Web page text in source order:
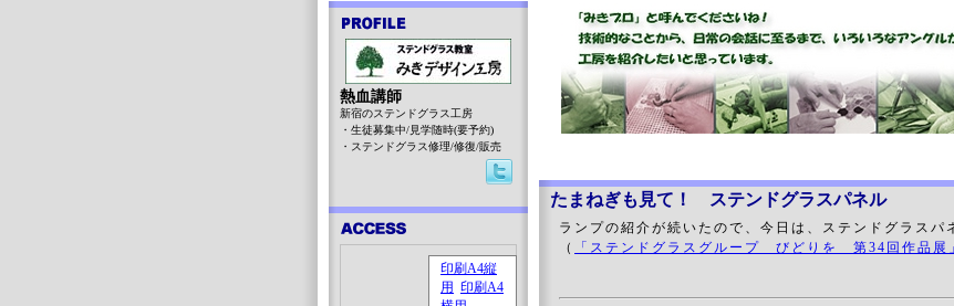
たまねぎも見て！ ステンドグラスパネル
ランプの紹介が続いたので、今日は、ステンドグラスパ
（
「ステンドグラスグループ びどりを 第34回作品展
熱血講師
新宿のステンドグラス工房
・生徒募集中/見学随時(要予約)
・ステンドグラス修理/修復/販売